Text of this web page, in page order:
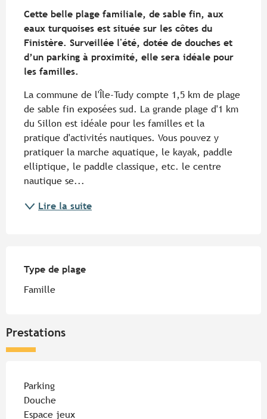
Cette belle plage familiale, de sable fin, aux
eaux turquoises est située sur les côtes du
Finistère. Surveillée l'été, dotée de douches et
d’un parking à proximité, elle sera idéale pour
les familles.
La commune de l'Île-Tudy compte 1,5 km de plage
de sable fin exposées sud. La grande plage d'1 km
du Sillon est idéale pour les familles et la
pratique d'activités nautiques. Vous pouvez y
pratiquer la marche aquatique, le kayak, paddle
elliptique, le paddle classique, etc. le centre
nautique se...
Lire la suite
Type de plage
Type de plage
Famille
Prestations
Parking
Douche
Espace jeux